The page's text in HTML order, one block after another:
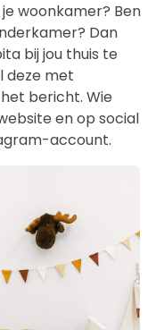
woonkamer? Ben
Dan
bij jou thuis te
deze met
bericht. Wie
en op social
account.